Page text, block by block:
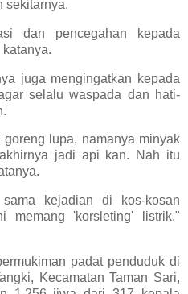
sekitarnya.
dan pencegahan kepada
juga mengingatkan kepada
selalu waspada dan hati-
lupa, namanya minyak
jadi api kan. Nah itu
kejadian di kos-kosan
'korsleting' listrik,"
padat penduduk di
Kecamatan Taman Sari,